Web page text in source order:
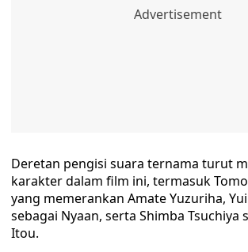
Deretan pengisi suara ternama turut
karakter dalam film ini, termasuk
yang memerankan Amate Yuzuriha,
sebagai Nyaan, serta Shimba Tsuchiya
Itou.